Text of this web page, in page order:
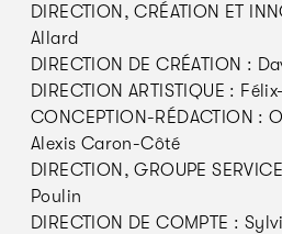
DIRECTION, CRÉATION ET
Allard
DIRECTION DE CRÉATION :
DIRECTION ARTISTIQUE :
CONCEPTION-RÉDACTION :
Alexis Caron-Côté
DIRECTION, GROUPE
Poulin
DIRECTION DE COMPTE :